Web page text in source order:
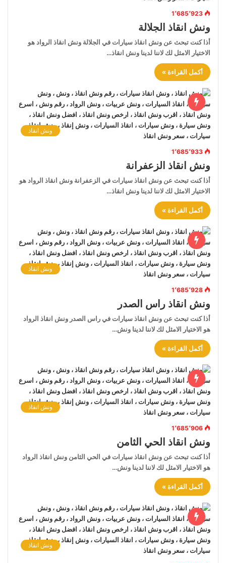
1٬685٬923
ونش انقاذ الجلالة
أذا كنت تبحث عن ونش انقاذ سيارات في الجلالة ونش انقاذ الرواد هو
الاختيار الامثل لك لاننا لدينا ونش انقاذ…
أكمل القراءة »
ونش انقاذ
1٬685٬933
ونش انقاذ الزعفرانة
أذا كنت تبحث عن ونش انقاذ سيارات في الزعفرانة ونش انقاذ الرواد هو
الاختيار الامثل لك لاننا لدينا ونش انقاذ…
أكمل القراءة »
ونش انقاذ
1٬685٬928
ونش انقاذ راس الصدر
أذا كنت تبحث عن ونش انقاذ سيارات في راس الصدر ونش انقاذ الرواد
هو الاختيار الامثل لك لاننا لدينا ونش…
أكمل القراءة »
ونش انقاذ
1٬685٬906
ونش انقاذ الحي الثامن
أذا كنت تبحث عن ونش انقاذ سيارات في الحي الثامن ونش انقاذ الرواد
هو الاختيار الامثل لك لاننا لدينا ونش…
أكمل القراءة »
ونش انقاذ